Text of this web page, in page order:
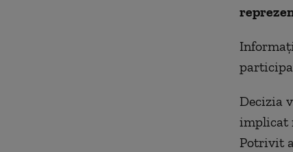
Decizia
implicat
Potrivit